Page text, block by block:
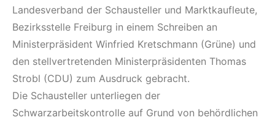
Landesverband der Schausteller und Marktkaufleute,
Bezirksstelle Freiburg in einem Schreiben an
Ministerpräsident Winfried Kretschmann (Grüne) und
den stellvertretenden Ministerpräsidenten Thomas
Strobl (CDU) zum Ausdruck gebracht.
Die Schausteller unterliegen der
Schwarzarbeitskontrolle auf Grund von behördlichen